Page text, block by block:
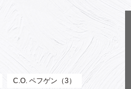
C.O. ペフゲン（3）